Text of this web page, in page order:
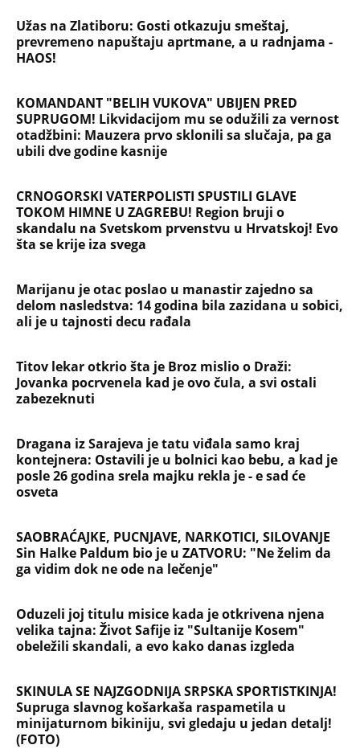
Užas na Zlatiboru: Gosti otkazuju smeštaj,
prevremeno napuštaju aprtmane, a u radnjama -
HAOS!
KOMANDANT "BELIH VUKOVA" UBIJEN PRED
SUPRUGOM! Likvidacijom mu se odužili za vernost
otadžbini: Mauzera prvo sklonili sa slučaja, pa ga
ubili dve godine kasnije
CRNOGORSKI VATERPOLISTI SPUSTILI GLAVE
TOKOM HIMNE U ZAGREBU! Region bruji o
skandalu na Svetskom prvenstvu u Hrvatskoj! Evo
šta se krije iza svega
Marijanu je otac poslao u manastir zajedno sa
delom nasledstva: 14 godina bila zazidana u sobici,
ali je u tajnosti decu rađala
Titov lekar otkrio šta je Broz mislio o Draži:
Jovanka pocrvenela kad je ovo čula, a svi ostali
zabezeknuti
Dragana iz Sarajeva je tatu viđala samo kraj
kontejnera: Ostavili je u bolnici kao bebu, a kad je
posle 26 godina srela majku rekla je - e sad će
osveta
SAOBRAĆAJKE, PUCNJAVE, NARKOTICI, SILOVANJE
Sin Halke Paldum bio je u ZATVORU: "Ne želim da
ga vidim dok ne ode na lečenje"
Oduzeli joj titulu misice kada je otkrivena njena
velika tajna: Život Safije iz "Sultanije Kosem"
obeležili skandali, a evo kako danas izgleda
SKINULA SE NAJZGODNIJA SRPSKA SPORTISTKINJA!
Supruga slavnog košarkaša raspametila u
minijaturnom bikiniju, svi gledaju u jedan detalj!
(FOTO)